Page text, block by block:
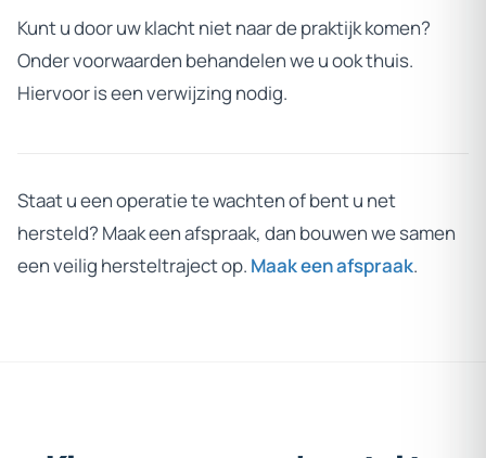
Kunt u door uw klacht niet naar de praktijk komen?
Onder voorwaarden behandelen we u ook thuis.
Hiervoor is een verwijzing nodig.
Staat u een operatie te wachten of bent u net
hersteld? Maak een afspraak, dan bouwen we samen
een veilig hersteltraject op. Maak een afspraak.